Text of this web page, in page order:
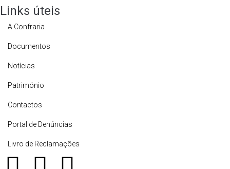
Links úteis
A Confraria
Documentos
Notícias
Património
Contactos
Portal de Denúncias
Livro de Reclamações